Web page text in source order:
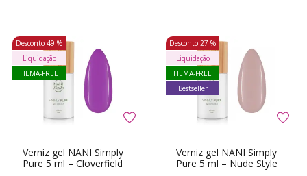
Verniz gel NANI Simply
Pure 5 ml – Cloverfield
Desconto 49 %
Liquidação
HEMA-FREE
Verniz gel NANI Simply
Pure 5 ml – Nude Style
Desconto 27 %
Liquidação
HEMA-FREE
Bestseller